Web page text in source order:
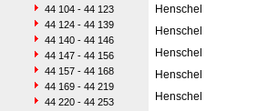
44 104 - 44 123
44 124 - 44 139
44 140 - 44 146
44 147 - 44 156
44 157 - 44 168
44 169 - 44 219
44 220 - 44 253
Henschel
Henschel
Henschel
Henschel
Henschel